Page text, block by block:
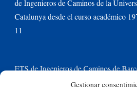
Gestionar
de Ingenieros de Caminos de la
Catalunya desde el curso académico
11
ETS de Ingenieros de Caminos de
Universitat Politècnica de Catalunya